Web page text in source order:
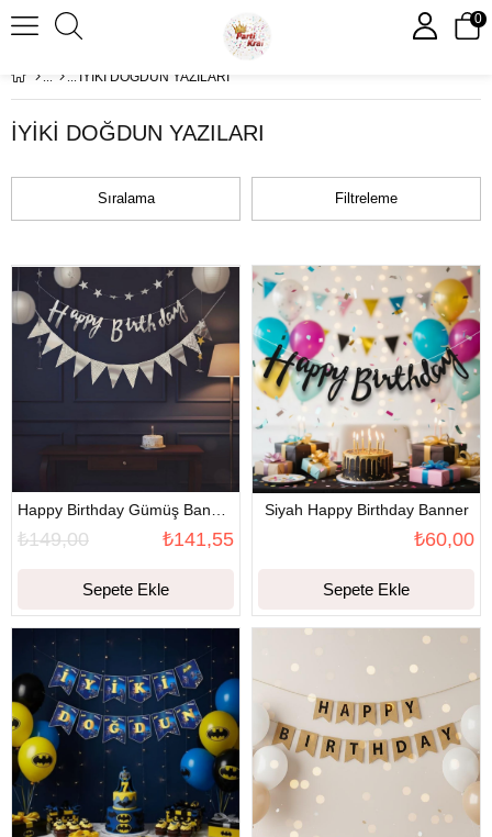
0
İYİKİ DOĞDUN YAZILARI
İYİKİ DOĞDUN YAZILARI
Filtreleme
Sıralama
₺141,55
₺149,00
Sepete Ekle
Siyah Happy Birthday Banner
₺60,00
Sepete Ekle